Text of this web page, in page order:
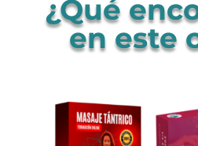
¿Qué
en este